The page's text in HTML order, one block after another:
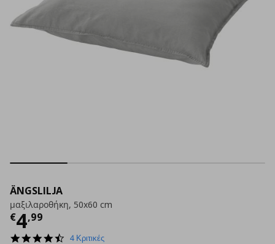
ÄNGSLILJA
μαξιλαροθήκη, 50x60 cm
€4,99
Τρέχουσα τιμή
4.3
4 Κριτικές